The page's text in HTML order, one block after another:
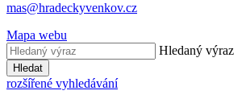
mas@hradeckyvenkov.cz
Mapa webu
Hledaný výraz
Hledat
rozšířené vyhledávání